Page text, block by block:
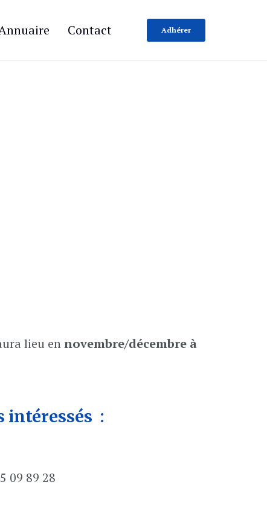
Contact Adhérer
lieu ennovembre/décembre à
intéressés :
09 89 28